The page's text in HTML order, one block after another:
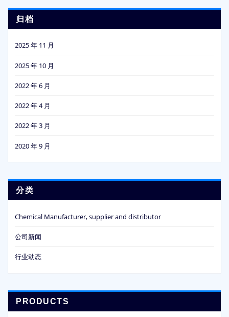
归档
2025 年 11 月
2025 年 10 月
2022 年 6 月
2022 年 4 月
2022 年 3 月
2020 年 9 月
分类
Chemical Manufacturer, supplier and distributor
公司新闻
行业动态
PRODUCTS